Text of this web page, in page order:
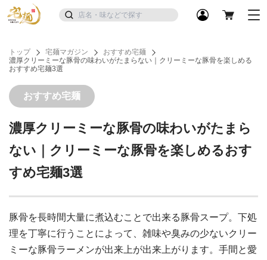
トップ 宅麺マガジン
おすすめ宅麺
濃厚クリーミーな豚骨の味わいがたまらない｜クリーミーな豚骨を楽しめる
おすすめ宅麺3選
おすすめ宅麺
濃厚クリーミーな豚骨の味わいがたまら
ない｜クリーミーな豚骨を楽しめるおす
すめ宅麺3選
豚骨を長時間大量に煮込むことで出来る豚骨スープ。下処
理を丁寧に行うことによって、雑味や臭みの少ないクリー
ミーな豚骨ラーメンが出来上が出来上がります。手間と愛